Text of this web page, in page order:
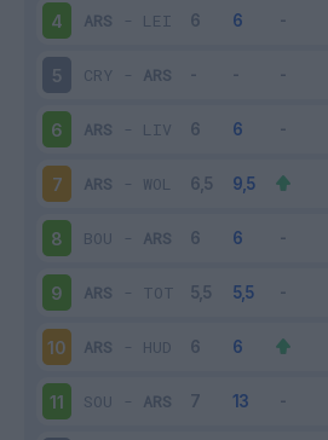
4 ARS - LEI
5 CRY - ARS
6 ARS - LIV
7 ARS - WOL
8 BOU - ARS
9 ARS - TOT
10 ARS - HUD
11 SOU - ARS